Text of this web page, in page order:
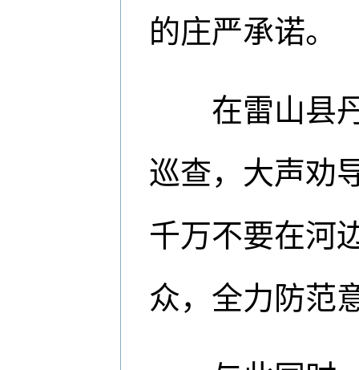
的庄严承诺。
在雷山县丹
巡查，大声劝
千万不要在河
众，全力防范